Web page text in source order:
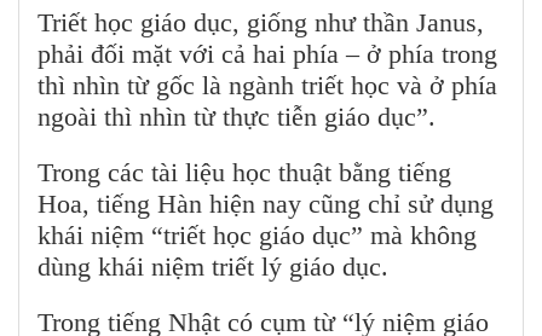
Triết học giáo dục, giống như thần Janus,
phải đối mặt với cả hai phía – ở phía trong
thì nhìn từ gốc là ngành triết học và ở phía
ngoài thì nhìn từ thực tiễn giáo dục”.
Trong các tài liệu học thuật bằng tiếng
Hoa, tiếng Hàn hiện nay cũng chỉ sử dụng
khái niệm “triết học giáo dục” mà không
dùng khái niệm triết lý giáo dục.
Trong tiếng Nhật có cụm từ “lý niệm giáo